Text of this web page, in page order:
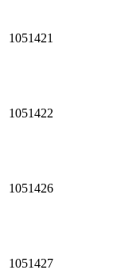
1051421
1051422
1051426
1051427